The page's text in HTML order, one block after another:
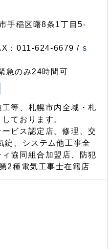
手稲区曙8条1丁目5-
：011-624-6679 / s
のみ24時間可
等、札幌市内全域・札
ております。
ビス認定店。修理、交
錠、システム他工事全
協同組合加盟店、防犯
2種電気工事士在籍店